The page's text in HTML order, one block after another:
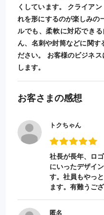
くしています。 クライア
れを形にするのが楽しみの
ルでも、柔軟に対応でき
ん、名刺や封筒などに関す
ださい。 お客様のビジネ
します。
お客さまの感想
トクちゃん
社長が長年、ロ
にいったデザイ
す。社員もやっ
ます。有難うござ
匿名